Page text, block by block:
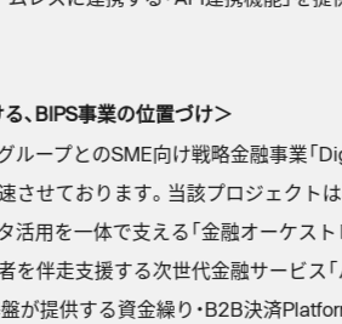
、BIPS事業の位置づけ＞
ループとのSME向け戦略金融事業「
させております。当該プロジェクト
活用を一体で支える「金融オーケス
を伴走支援する次世代金融サービス
盤が提供する資金繰り・B2B決済